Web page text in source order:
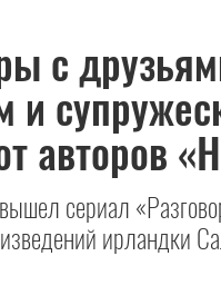
с
и
авторов
сериал
ирландки